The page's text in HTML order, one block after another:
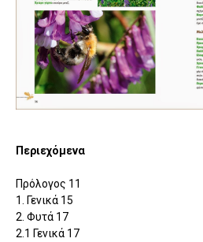
Περιεχόμενα
Πρόλογος 11
1. Γενικά 15
2. Φυτά 17
2.1 Γενικά 17